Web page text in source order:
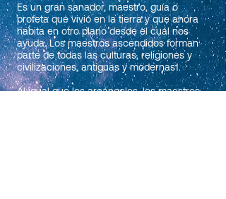
Es un gran sanador, maestro, guía o
profeta que vivió en la tierra y que ahora
habita en otro plano desde el cuál nos
ayuda. Los maestros ascendidos forman
parte de todas las culturas, religiones y
civilizaciones, antiguas y modernas1.
Al igual que los arcángeles, los maestros